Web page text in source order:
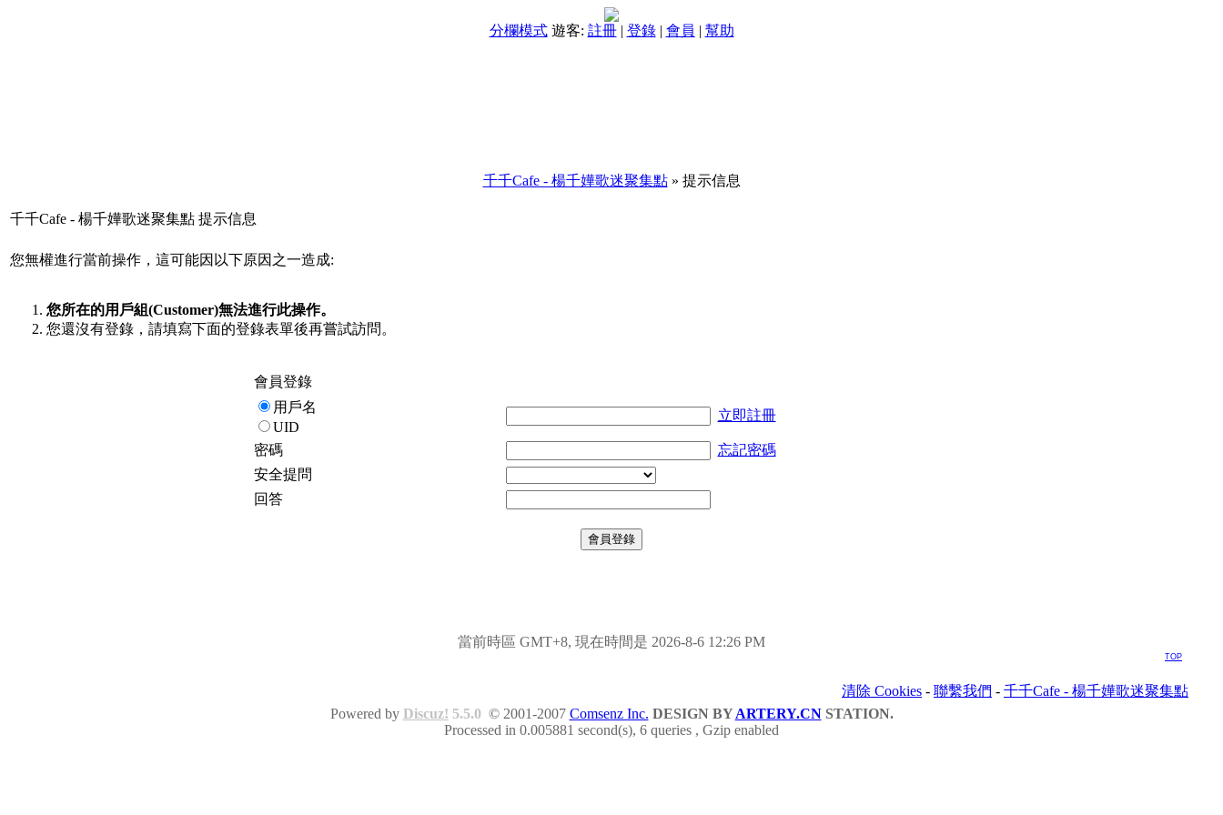
分欄模式 遊客: 註冊| 登錄| 會員 | 幫助
千千Cafe - 楊千嬅歌迷聚集點» 提示信息
千千Cafe - 楊千嬅歌迷聚集點 提示信息
您無權進行當前操作，這可能因以下原因之一造成:
您所在的用戶組(Customer)無法進行此操作。
您還沒有登錄，請填寫下面的登錄表單後再嘗試訪問。
會員登錄
用戶名
UID
立即註冊
密碼
忘記密碼
安全提問
回答
當前時區 GMT+8, 現在時間是 2026-8-6 12:26 PM
TOP
清除 Cookies - 聯繫我們 - 千千Cafe - 楊千嬅歌迷聚集點
Powered by Discuz! 5.5.0 © 2001-2007 Comsenz Inc. DESIGN BY ARTERY.CNSTATION.
Processed in 0.005881 second(s), 6 queries , Gzip enabled